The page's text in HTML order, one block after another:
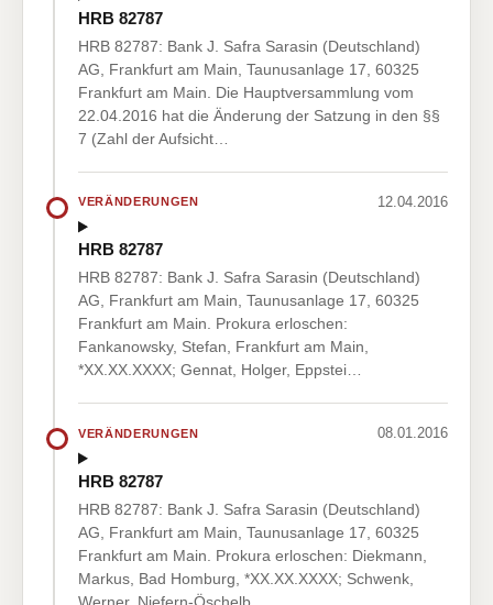
HRB 82787
HRB 82787: Bank J. Safra Sarasin (Deutschland)
AG, Frankfurt am Main, Taunusanlage 17, 60325
Frankfurt am Main. Die Hauptversammlung vom
22.04.2016 hat die Änderung der Satzung in den §§
7 (Zahl der Aufsicht…
VERÄNDERUNGEN 12.04.2016
HRB 82787
HRB 82787: Bank J. Safra Sarasin (Deutschland)
AG, Frankfurt am Main, Taunusanlage 17, 60325
Frankfurt am Main. Prokura erloschen:
Fankanowsky, Stefan, Frankfurt am Main,
*XX.XX.XXXX; Gennat, Holger, Eppstei…
VERÄNDERUNGEN 08.01.2016
HRB 82787
HRB 82787: Bank J. Safra Sarasin (Deutschland)
AG, Frankfurt am Main, Taunusanlage 17, 60325
Frankfurt am Main. Prokura erloschen: Diekmann,
Markus, Bad Homburg, *XX.XX.XXXX; Schwenk,